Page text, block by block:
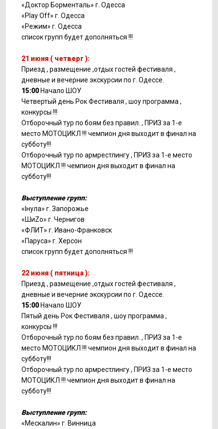
«Доктор Борменталь» г. Одесса
«Play Off» г. Одесса
«Режим» г. Одесса
список групп будет дополняться !!!
21 июня ( четверг ):
Приезд , размещение ,отдых гостей фестиваля ,
дневные и вечерние экскурсии по г. Одессе.
15:00 Начало ШОУ
Четвертый день Рок Фестиваля , шоу программа ,
конкурсы !!!
Отборочный тур по боям без правил. , ПРИЗ за 1-е
место МОТОЦИКЛ !!! чемпион дня выходит в финал на
субботу!!!
Отборочный тур по армрестлингу , ПРИЗ за 1-е место
МОТОЦИКЛ !!! чемпион дня выходит в финал на
субботу!!!
Выступление групп:
«Iнула» г. Запорожье
«ШиZo» г. Чернигов
«ФЛИТ» г. Ивано-Франковск
«Паруса» г. Херсон
список групп будет дополняться !!!
22 июня ( пятница ):
Приезд , размещение ,отдых гостей фестиваля ,
дневные и вечерние экскурсии по г. Одессе.
15:00 Начало ШОУ
Пятый день Рок Фестиваля , шоу программа ,
конкурсы !!!
Отборочный тур по боям без правил. , ПРИЗ за 1-е
место МОТОЦИКЛ !!! чемпион дня выходит в финал на
субботу!!!
Отборочный тур по армрестлингу , ПРИЗ за 1-е место
МОТОЦИКЛ !!! чемпион дня выходит в финал на
субботу!!!
Выступление групп:
«Мескалин» г. Винница